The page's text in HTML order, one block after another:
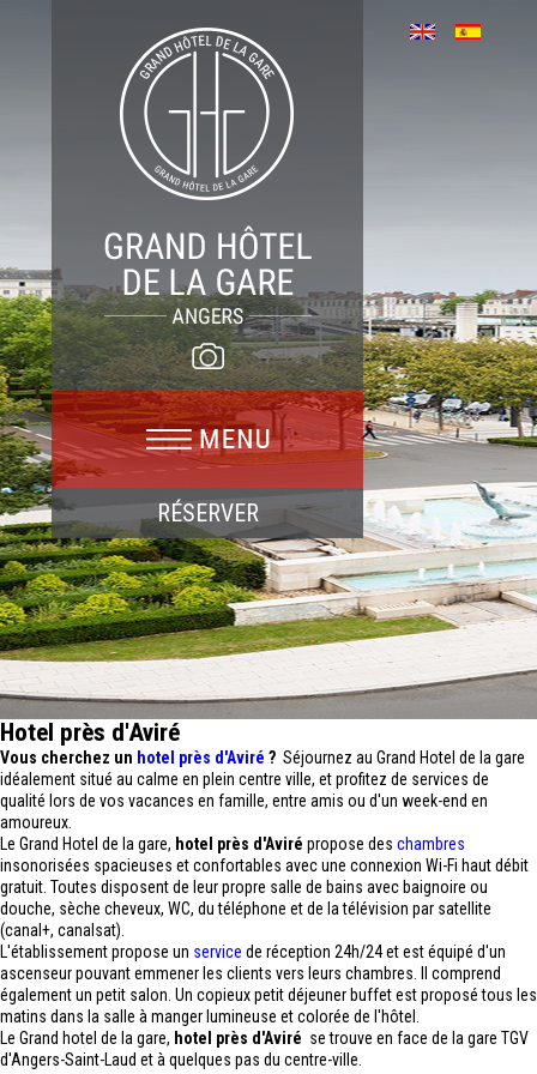
RÉSERVER
Hotel près d'Aviré
Vous cherchez un hotel près d'Aviré ? Séjournez au Grand Hotel de la gare
idéalement situé au calme en plein centre ville, et profitez de services de
qualité lors de vos vacances en famille, entre amis ou d'un week-end en
amoureux.
Le Grand Hotel de la gare, hotel près d'Aviré propose des chambres
insonorisées spacieuses et confortables avec une connexion Wi-Fi haut débit
gratuit. Toutes disposent de leur propre salle de bains avec baignoire ou
douche, sèche cheveux, WC, du téléphone et de la télévision par satellite
(canal+, canalsat).
L'établissement propose un service de réception 24h/24 et est équipé d'un
ascenseur pouvant emmener les clients vers leurs chambres. Il comprend
également un petit salon. Un copieux petit déjeuner buffet est proposé tous les
matins dans la salle à manger lumineuse et colorée de l'hôtel.
Le Grand hotel de la gare, hotel près d'Aviré se trouve en face de la gare TGV
d'Angers-Saint-Laud et à quelques pas du centre-ville.